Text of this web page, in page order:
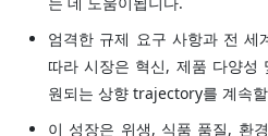
엄격한 규제 요구 사항과 전 세
따라 시장은 혁신, 제품 다양성
원되는 상향 trajectory를 계속
이 성장은 위생, 식품 품질, 환